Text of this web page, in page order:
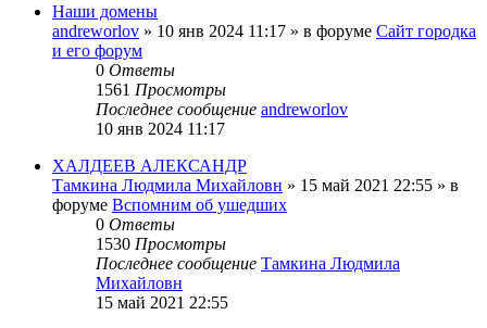
Наши домены
andreworlov » 10 янв 2024 11:17 » в форуме Сайт городка
и его форум
0 Ответы
1561 Просмотры
Последнее сообщение andreworlov
10 янв 2024 11:17
ХАЛДЕЕВ АЛЕКСАНДР
Тамкина Людмила Михайловн » 15 май 2021 22:55 » в
форуме Вспомним об ушедших
0 Ответы
1530 Просмотры
Последнее сообщение Тамкина Людмила
Михайловн
15 май 2021 22:55